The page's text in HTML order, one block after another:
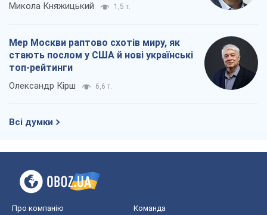
Микола Княжицький 1,5 т.
Мер Москви раптово схотів миру, як
стають послом у США й нові українські
топ-рейтинги
Олександр Кірш 6,6 т.
Всі думки
Про компанію Команда